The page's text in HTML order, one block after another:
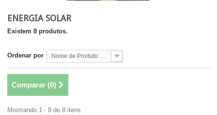
ENERGIA SOLAR
Existem 8 produtos.
Ordenar por Nome de Produto: A a Z
Comparar (0)
Mostrando 1 - 8 de 8 itens